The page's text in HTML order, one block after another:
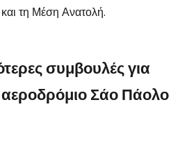
τη Μέση Ανατολή.
συμβουλές για
αεροδρόμιο Σάο Πάολο